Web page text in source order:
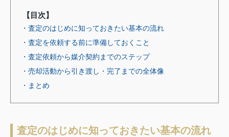
【目次】
・査定のはじめに知っておきたい基本の流れ
・査定を依頼する前に準備しておくこと
・査定依頼から媒介契約までのステップ
・売却活動から引き渡し・完了までの全体像
・まとめ
査定のはじめに知っておきたい基本の流れ